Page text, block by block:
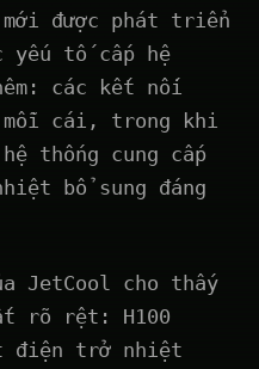
được phát triển
yếu tố cấp hệ
các kết nối
mỗi cái, trong khi
thống cung cấp
bổ sung đáng
JetCool cho thấy
rõ rệt: H100
điện trở nhiệt